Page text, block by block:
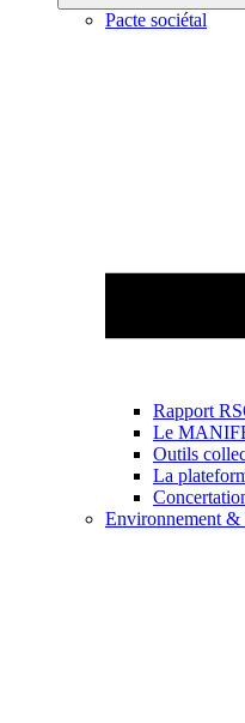
Pacte sociétal
Rapport
Le
Outils
La
Environnement &